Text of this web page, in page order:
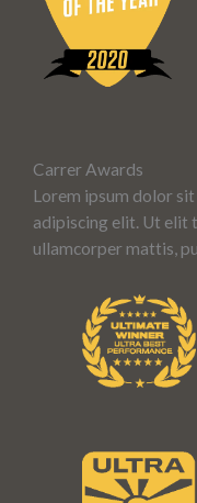
Carrer Awards
Lorem ipsum dolor
adipiscing elit. Ut elit
ullamcorper mattis,